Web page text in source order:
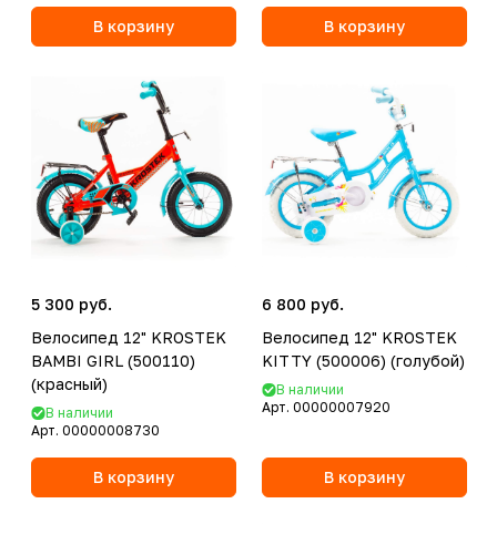
В корзину В корзину
5 300 руб.
Велосипед 12" KROSTEK
BAMBI GIRL (500110)
(красный)
В наличии
Арт. 00000008730
В корзину
6 800 руб.
Велосипед 12" KROSTEK
KITTY (500006) (голубой)
В наличии
Арт. 00000007920
В корзину